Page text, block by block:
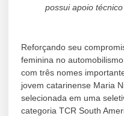
possui apoio
Reforçando seu
feminina no
com três nomes
jovem catarinense Maria
selecionada em uma
categoria TCR South